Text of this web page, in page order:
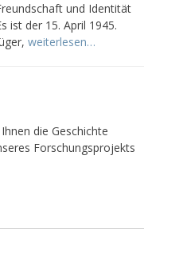
und Identität
ist der 15. April 1945.
weiterlesen…
die Geschichte
Forschungsprojekts